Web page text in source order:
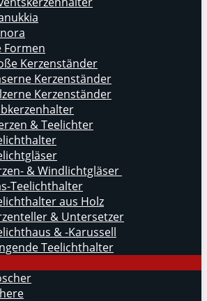
Formen
Kerzenständer
Kerzenständer
Kerzenständer
& Teelichter
& Windlichtgläser
Teelichthalter
aus Holz
& Untersetzer
& -Karussell
Teelichthalter